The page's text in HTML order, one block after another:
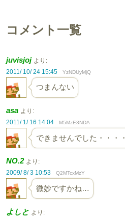
コメント一覧
juvisjoj より:
2011/ 10/ 24 15:45
YzNDUyMjQ
つまんない
asa より:
2011/ 1/ 16 14:04
M5MzE3NDA
できませんでした・・・・
NO.2 より:
2009/ 8/ 3 10:53
Q2MTcxMzY
微妙ですかね…
よしと より: